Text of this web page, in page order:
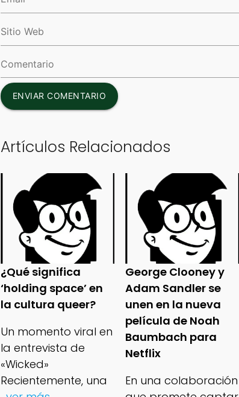
ENVIAR COMENTARIO
Artículos Relacionados
¿Qué significa
‘holding space’ en
la cultura queer?
Un momento viral en
la entrevista de
«Wicked»
Recientemente, una
George Clooney y
Adam Sandler se
unen en la nueva
película de Noah
Baumbach para
Netflix
En una colaboración